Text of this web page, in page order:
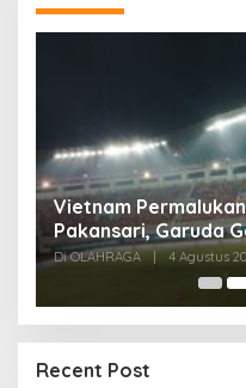
Vietnam
Pakansari, Garuda
Kandang
Di OLAHRAGA 4 Agustus
Recent Post